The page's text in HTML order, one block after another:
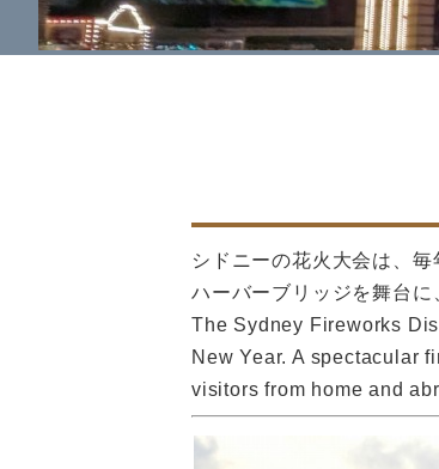
シドニーの花火大会は、
ハーバーブリッジを舞台に
The Sydney Fireworks
New Year. A spectacular
visitors from home and